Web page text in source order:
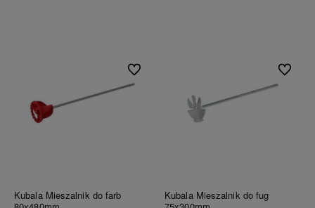
Kubala Mieszalnik do farb
Do ulubionych
Kubala Mieszalnik do fug
Do